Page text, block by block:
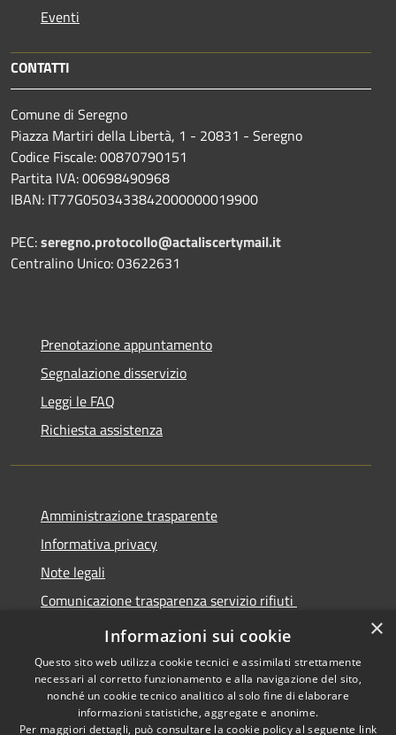
Eventi
CONTATTI
Comune di Seregno
Piazza Martiri della Libertà, 1 - 20831 - Seregno
Codice Fiscale: 00870790151
Partita IVA: 00698490968
IBAN: IT77G0503433842000000019900
PEC:seregno.protocollo@actaliscertymail.it
Centralino Unico: 03622631
Prenotazione appuntamento
Segnalazione disservizio
Leggi le FAQ
Richiesta assistenza
Amministrazione trasparente
Informativa privacy
Note legali
Comunicazione trasparenza servizio rifiuti
Dichiarazione di accessibilità
Copyright © 2026 • Città di
×
Informazioni sui cookie
Questo sito web utilizza cookie tecnici e assimilati strettamente
necessari al corretto funzionamento e alla navigazione del sito,
nonché un cookie tecnico analitico al solo fine di elaborare
informazioni statistiche, aggregate e anonime.
Per maggiori dettagli, può consultare la cookie policy al seguente link